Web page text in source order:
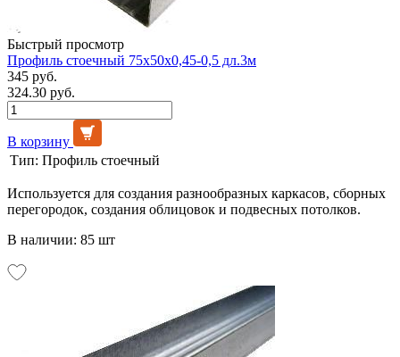
Быстрый просмотр
Профиль стоечный 75х50х0,45-0,5 дл.3м
345 руб.
324.30 руб.
В корзину
Тип: Профиль стоечный
Используется для создания разнообразных каркасов, сборных
перегородок, создания облицовок и подвесных потолков.
В наличии: 85 шт